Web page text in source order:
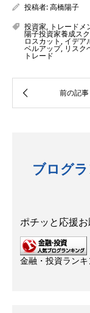
投稿者:高橋陽子
投資家, トレードメ
陽子投資家養成ス
ロスカット,イデア
ベルアップ, リスク
トレード
ブログ
ポチッと応援
金融・投資ラン